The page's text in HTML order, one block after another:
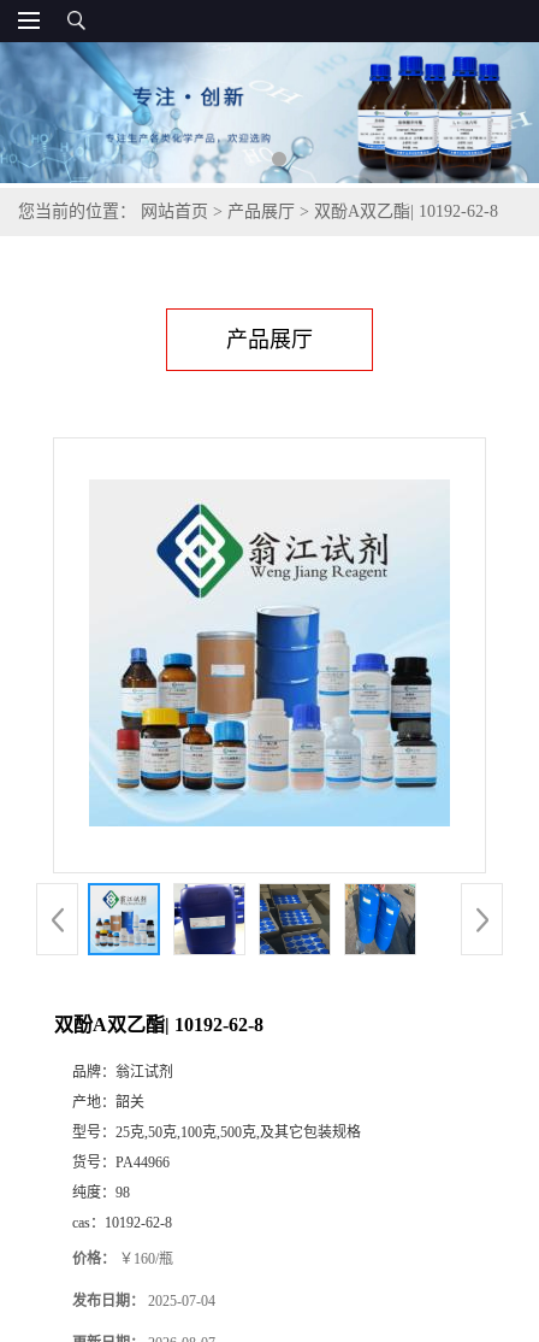
您当前的位置： 网站首页 > 产品展厅 > 双酚A双乙酯| 10192-62-8
产品展厅
双酚A双乙酯| 10192-62-8
品牌： 翁江试剂
产地： 韶关
型号： 25克,50克,100克,500克,及其它包装规格
货号： PA44966
纯度： 98
cas： 10192-62-8
价格： ￥160/瓶
发布日期： 2025-07-04